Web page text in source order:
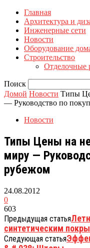
Главная
Архитектура и
Инженерные сети
Новости
Оборудование
Строительство
Отделочные
Поиск
Домой Новости Типы
— Руководство по
Новости
Типы Цены на
миру —
рубежом
24.08.2012
0
603
Предыдущая статья
синтетическим
Следующая статья